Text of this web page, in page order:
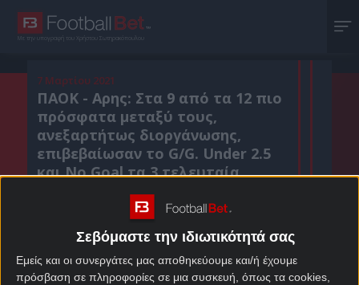
Σεβόμαστε την ιδιωτικότητά σας
Εμείς και οι συνεργάτες μας αποθηκεύουμε και/ή έχουμε
πρόσβαση σε πληροφορίες σε μια συσκευή, όπως τα cookies,
Με την υπογραφή του Χρήστου Σωτηρακόπουλου
7 Μαρτίου 2021
ΠΑΟΚ - Αρης: Στα 9 από τα 12 πιο
πρόσφατα μεταξύ τους,
ανεξαρτήτως διοργάνωσης,
επιβεβαίωσαν το G/G. Under 2.5
και No Goal τα 3 τελευταία.
Κοιν. :
Πρόσθεσε το Footballbet.gr στην Google